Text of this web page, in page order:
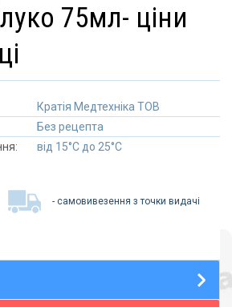
75мл- ціни
Кратія Медтехніка ТОВ
Без рецепта
від 15°C до 25°C
- самовивезення з точки видачі